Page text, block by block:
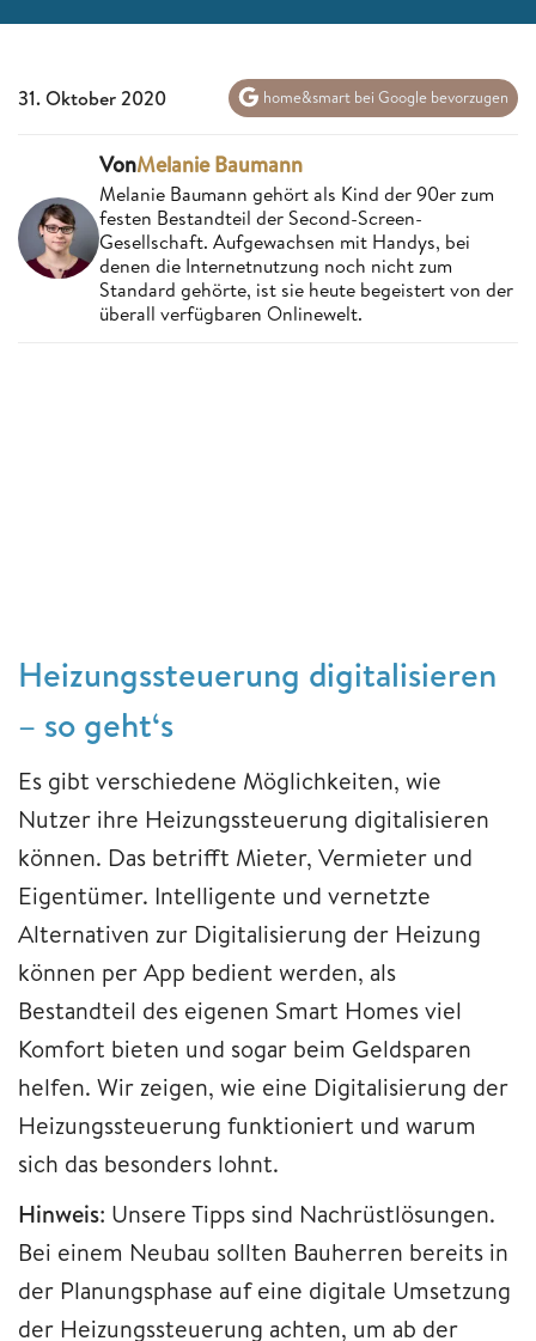
31. Oktober 2020 home&smart bei Google bevorzugen
VonMelanie Baumann
Melanie Baumann gehört als Kind der 90er zum
festen Bestandteil der Second-Screen-
Gesellschaft. Aufgewachsen mit Handys, bei
denen die Internetnutzung noch nicht zum
Standard gehörte, ist sie heute begeistert von der
überall verfügbaren Onlinewelt.
Heizungssteuerung digitalisieren
– so geht‘s
Es gibt verschiedene Möglichkeiten, wie
Nutzer ihre Heizungssteuerung digitalisieren
können. Das betrifft Mieter, Vermieter und
Eigentümer. Intelligente und vernetzte
Alternativen zur Digitalisierung der Heizung
können per App bedient werden, als
Bestandteil des eigenen Smart Homes viel
Komfort bieten und sogar beim Geldsparen
helfen. Wir zeigen, wie eine Digitalisierung der
Heizungssteuerung funktioniert und warum
sich das besonders lohnt.
Hinweis: Unsere Tipps sind Nachrüstlösungen.
Bei einem Neubau sollten Bauherren bereits in
der Planungsphase auf eine digitale Umsetzung
der Heizungssteuerung achten, um ab der